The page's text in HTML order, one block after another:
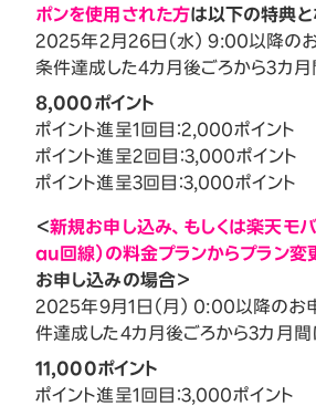
ポンを使用された方は以下の特典と
2025年2月26日（水） 9:00以降のお
条件達成した4カ月後ごろから3カ月
8,000ポイント
ポイント進呈1回目：2,000ポイント
ポイント進呈2回目：3,000ポイント
ポイント進呈3回目：3,000ポイント
＜新規お申し込み、もしくは楽天モバ
au回線）の料金プランからプラン変更
お申し込みの場合＞
2025年9月1日（月） 0:00以降のお
件達成した4カ月後ごろから3カ月間
11,000ポイント
ポイント進呈1回目：3,000ポイント